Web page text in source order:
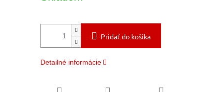
Pridať do košíka
Detailné informácie